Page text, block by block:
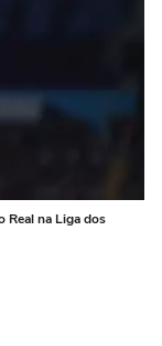
Real na Liga dos